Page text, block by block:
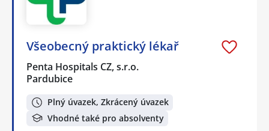
Všeobecný praktický lékař
Penta Hospitals CZ, s.r.o.
Pardubice
Plný úvazek, Zkrácený úvazek
Vhodné také pro absolventy